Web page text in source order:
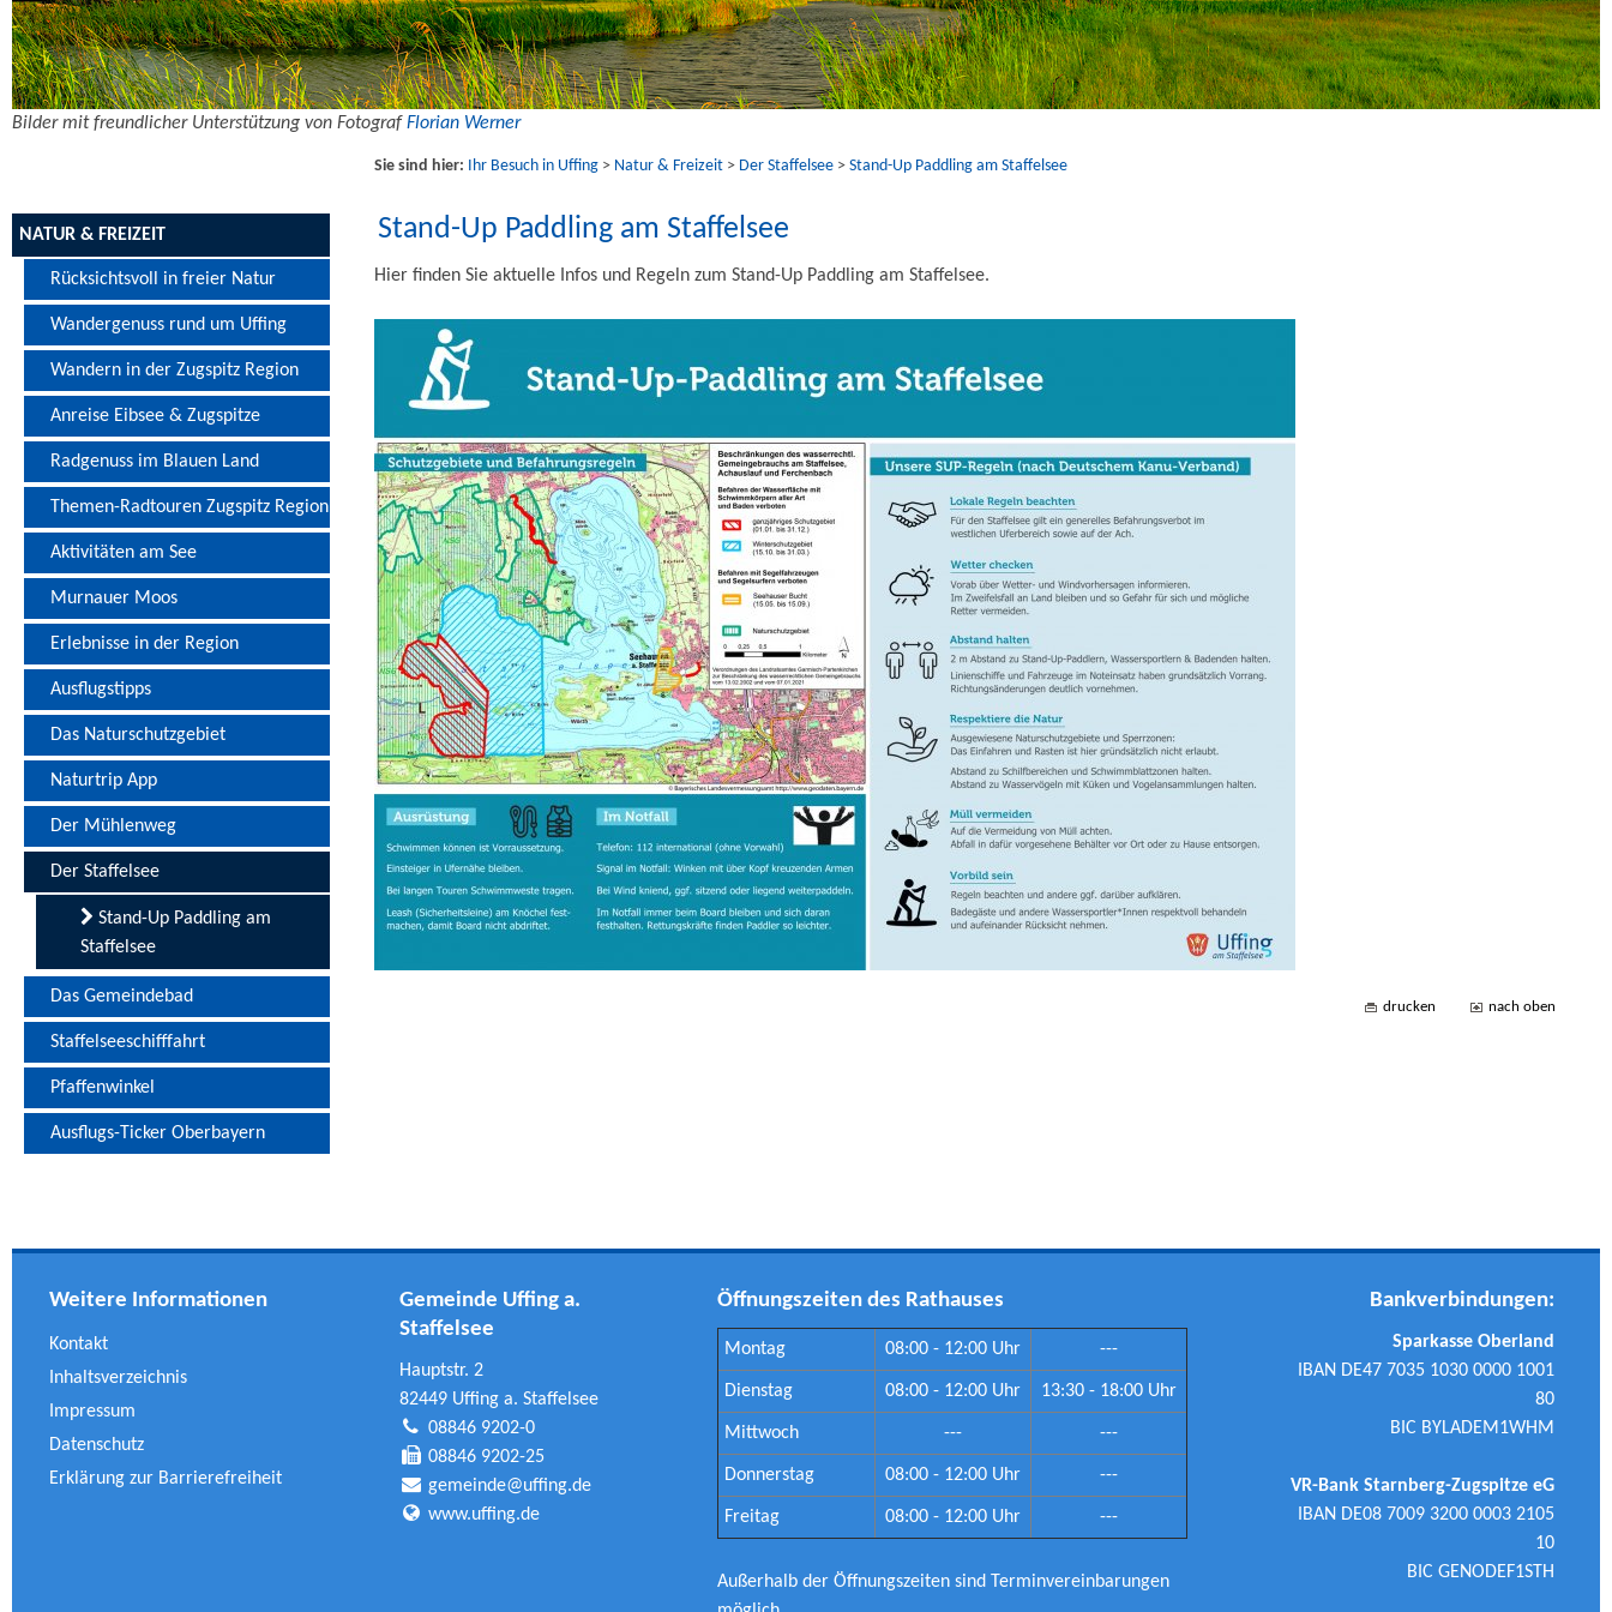
Bilder mit freundlicher Unterstützung von Fotograf Florian Werner
NATUR & FREIZEIT
Rücksichtsvoll in freier Natur
Wandergenuss rund um Uffing
Wandern in der Zugspitz Region
Anreise Eibsee & Zugspitze
Radgenuss im Blauen Land
Themen-Radtouren Zugspitz Region
Aktivitäten am See
Murnauer Moos
Erlebnisse in der Region
Ausflugstipps
Das Naturschutzgebiet
Naturtrip App
Der Mühlenweg
Der Staffelsee
Stand-Up Paddling am
Staffelsee
Das Gemeindebad
Staffelseeschifffahrt
Pfaffenwinkel
Ausflugs-Ticker Oberbayern
Sie sind hier: Ihr Besuch in Uffing > Natur & Freizeit > Der Staffelsee > Stand-Up Paddling am Staffelsee
Stand-Up Paddling am Staffelsee
Hier finden Sie aktuelle Infos und Regeln zum Stand-Up Paddling am Staffelsee.
drucken nach oben
Weitere Informationen
Kontakt
Inhaltsverzeichnis
Impressum
Datenschutz
Erklärung zur Barrierefreiheit
Gemeinde Uffing a.
Staffelsee
Hauptstr. 2
82449 Uffing a. Staffelsee
08846 9202-0
08846 9202-25
gemeinde@uffing.de
www.uffing.de
Öffnungszeiten des Rathauses
Montag 08:00 - 12:00 Uhr ---
Dienstag 08:00 - 12:00 Uhr 13:30 - 18:00 Uhr
Mittwoch --- ---
Donnerstag 08:00 - 12:00 Uhr ---
Freitag 08:00 - 12:00 Uhr ---
Außerhalb der Öffnungszeiten sind Terminvereinbarungen
Bankverbindungen:
Sparkasse Oberland
IBAN DE47 7035 1030 0000 1001
80
BIC BYLADEM1WHM
VR-Bank Starnberg-Zugspitze eG
IBAN DE08 7009 3200 0003 2105
10
BIC GENODEF1STH